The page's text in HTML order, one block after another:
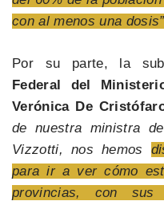
con al menos una
Por su parte, la
Federal del
Verónica De
de nuestra ministra
Vizzotti, nos hemos
para ir a ver cómo
provincias, con sus